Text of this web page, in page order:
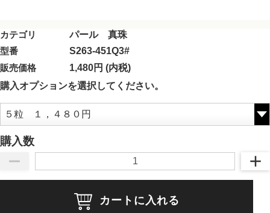
カテゴリ
パール 真珠
型番
S263-451Q3#
販売価格
1,480円 (内税)
購入オプションを選択してください。
購入数
カートに入れる